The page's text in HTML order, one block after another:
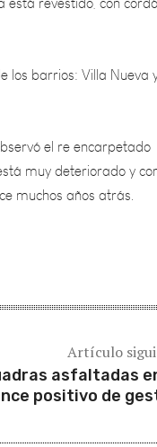
Villa Nueva y
re encarpetado
muy deteriorado y con
años atrás.
Artículo
asfaltadas
positivo de